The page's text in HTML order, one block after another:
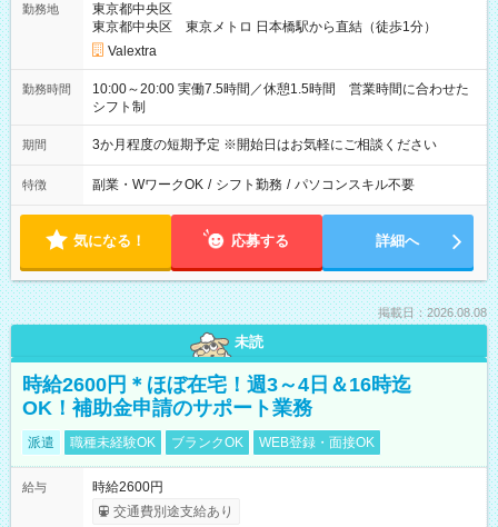
勤務地
東京都中央区
東京都中央区 東京メトロ 日本橋駅から直結（徒歩1分）
Valextra
勤務時間
10:00～20:00 実働7.5時間／休憩1.5時間 営業時間に合わせた
シフト制
期間 3か月程度の短期予定 ※開始日はお気軽にご相談ください
特徴 副業・WワークOK / シフト勤務 / パソコンスキル不要
気になる！ 応募する 詳細へ
掲載日：2026.08.08
未読
時給2600円＊ほぼ在宅！週3～4日＆16時迄
OK！補助金申請のサポート業務
派遣 職種未経験OK ブランクOK WEB登録・面接OK
給与
時給2600円
交通費別途支給あり